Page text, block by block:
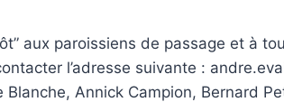
aux paroissiens de passage et à
l’adresse suivante :
Blanche, Annick Campion, Bernard